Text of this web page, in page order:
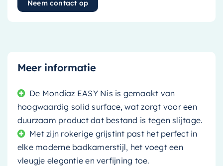
Neem contact op
Meer informatie
De Mondiaz EASY Nis is gemaakt van
hoogwaardig solid surface, wat zorgt voor een
duurzaam product dat bestand is tegen slijtage.
Met zijn rokerige grijstint past het perfect in
elke moderne badkamerstijl, het voegt een
vleugje elegantie en verfijning toe.